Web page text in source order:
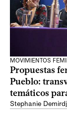
MOVIMIENTOS
Propuestas
Pueblo:
temáticos
Stephanie